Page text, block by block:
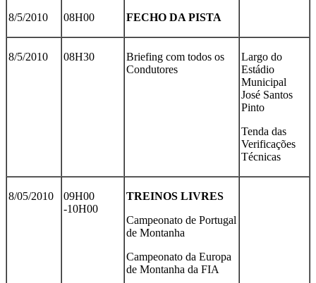
8/5/2010 08H00 FECHO DA PISTA
8/5/2010 08H30
Briefing com todos os
Condutores
Largo do
Estádio
Municipal
José Santos
Pinto
Tenda das
Verificações
Técnicas
8/05/2010
09H00
-10H00
TREINOS LIVRES
Campeonato de Portugal
de Montanha
Campeonato da Europa
de Montanha da FIA